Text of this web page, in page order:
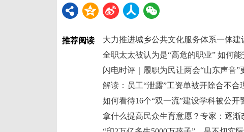
推荐阅读
大力推进城乡公共文化服务体系一体建
全职太太被认为是“高危的职业” 如何
闪电时评｜履职为民让两会“山东声音”
解读：员工“泄露”工资单被开除合不合
如何看待16个“双一流”建设学科被公开
拿什么提高民众生育意愿？专家：逐渐